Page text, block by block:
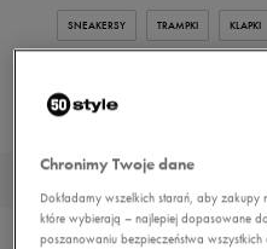
SNEAKERSY TRAMPKI KLAPKI
TRAPERY
4
Wyniki
Chronimy Twoje dane
Dokładamy wszelkich starań, aby zakupy
które wybierają – najlepiej dopasowane
poszanowaniu bezpieczeństwa